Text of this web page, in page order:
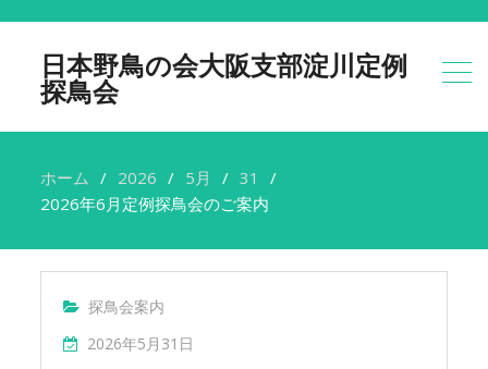
日本野鳥の会大阪支部淀川定例
探鳥会
ホーム 2026 5月
31
2026年6月定例探鳥会のご案内
探鳥会案内
2026年5月31日